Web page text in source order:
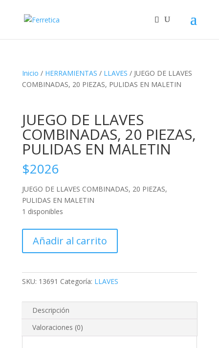
Inicio / HERRAMIENTAS / LLAVES / JUEGO DE LLAVES
COMBINADAS, 20 PIEZAS, PULIDAS EN MALETIN
JUEGO DE LLAVES
COMBINADAS, 20 PIEZAS,
PULIDAS EN MALETIN
$2026
JUEGO DE LLAVES COMBINADAS, 20 PIEZAS,
PULIDAS EN MALETIN
1 disponibles
LLAVES
20
PULIDAS
MALETIN
cantidad
Añadir al carrito
SKU: 13691 Categoría: LLAVES
Descripción
Valoraciones (0)